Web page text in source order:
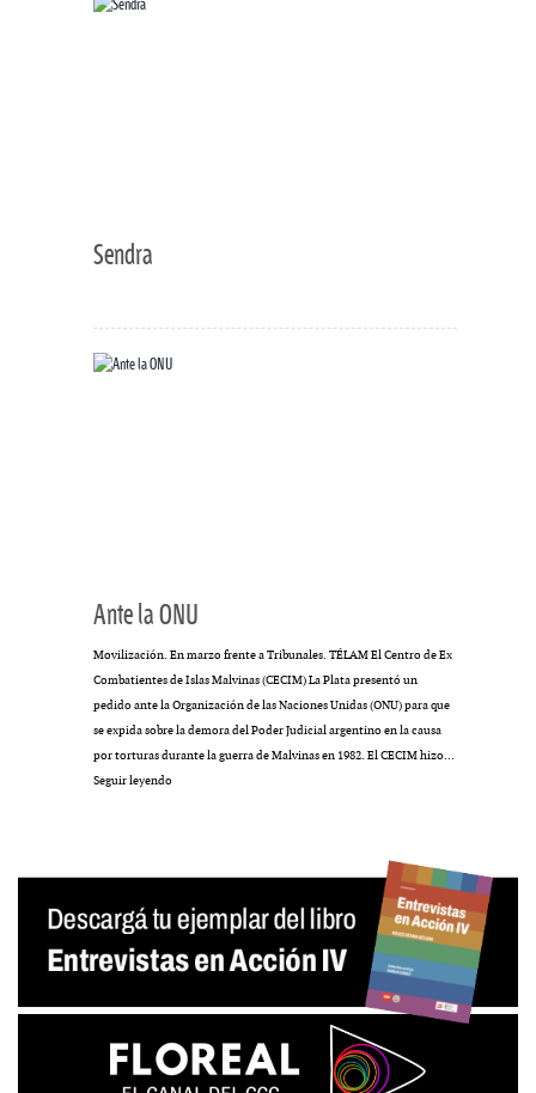
Sendra
Ante la ONU
Movilización. En marzo frente a Tribunales. TÉLAM El Centro de Ex
Combatientes de Islas Malvinas (CECIM) La Plata presentó un
pedido ante la Organización de las Naciones Unidas (ONU) para que
se expida sobre la demora del Poder Judicial argentino en la causa
por torturas durante la guerra de Malvinas en 1982. El CECIM hizo…
Seguir leyendola